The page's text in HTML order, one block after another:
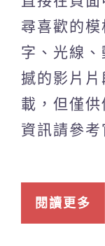
尋喜歡的
字、光線
撼的影片
載，但僅
資訊請參考
閱讀更多